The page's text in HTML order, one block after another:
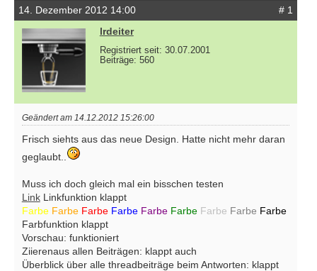
14. Dezember 2012 14:00
# 1
lrdeiter
Registriert seit: 30.07.2001
Beiträge: 560
Geändert am 14.12.2012 15:26:00
Frisch siehts aus das neue Design. Hatte nicht mehr daran
geglaubt..
Muss ich doch gleich mal ein bisschen testen
LinkLinkfunktion klappt
Farbe Farbe Farbe Farbe Farbe Farbe Farbe Farbe Farbe
Farbfunktion klappt
Vorschau: funktioniert
Ziierenaus allen Beiträgen: klappt auch
Überblick über alle threadbeiträge beim Antworten: klappt